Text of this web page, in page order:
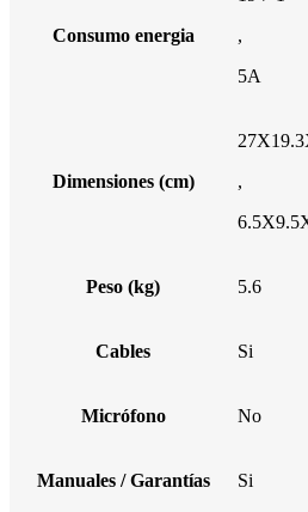
Consumo energia
,
5A
Dimensiones (cm)
,
Peso (kg) 5.6
Cables Si
Micrófono No
Manuales / Garantías Si